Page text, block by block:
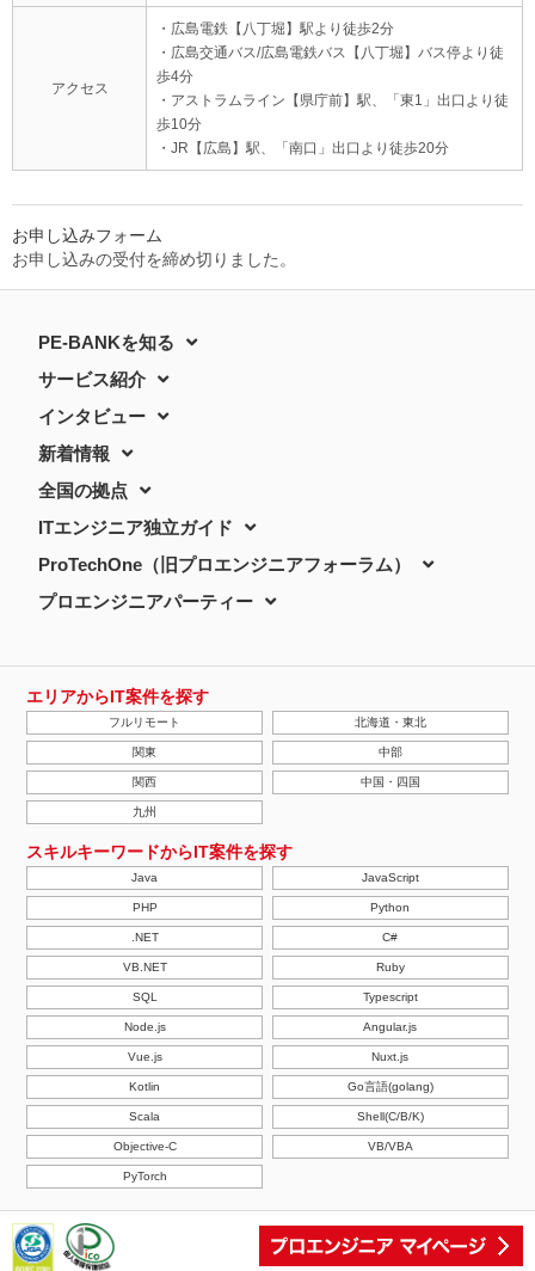
アクセス
・広島電鉄【八丁堀】駅より徒歩2分
・広島交通バス/広島電鉄バス【八丁堀】バス停より徒
歩4分
・アストラムライン【県庁前】駅、「東1」出口より徒
歩10分
・JR【広島】駅、「南口」出口より徒歩20分
お申し込みフォーム
お申し込みの受付を締め切りました。
PE-BANKを知る
サービス紹介
インタビュー
新着情報
全国の拠点
ITエンジニア独立ガイド
ProTechOne（旧プロエンジニアフォーラム）
プロエンジニアパーティー
エリアからIT案件を探す
フルリモート 北海道・東北
関東 中部
関西 中国・四国
九州
スキルキーワードからIT案件を探す
Java JavaScript
PHP Python
.NET C#
VB.NET Ruby
SQL Typescript
Node.js Angular.js
Vue.js Nuxt.js
Kotlin Go言語(golang)
Scala Shell(C/B/K)
Objective-C VB/VBA
PyTorch